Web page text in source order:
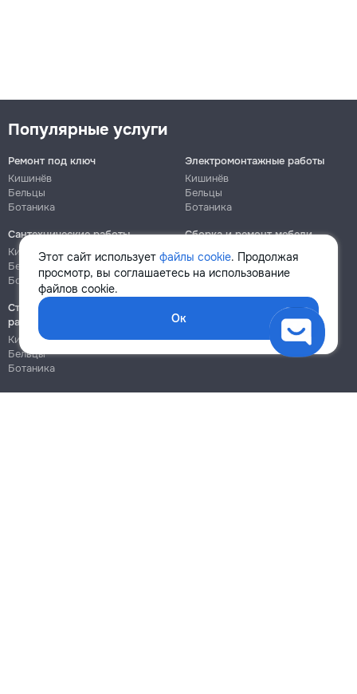
Этот сайт использует файлы cookie. Продолжая
просмотр, вы соглашаетесь на использование
файлов cookie.
Ок
Популярные услуги
Ремонт под ключ
Кишинёв
Бельцы
Ботаника
Электромонтажные работы
Кишинёв
Бельцы
Ботаника
Сантехнические работы
Кишинёв
Бельцы
Ботаника
Сборка и ремонт мебели
Кишинёв
Ботаника
Строительно-монтажные
работы
Кишинёв
Бельцы
Ботаника